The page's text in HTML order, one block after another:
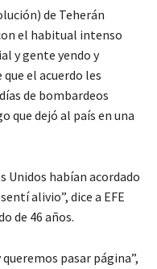
de Teherán
el habitual intenso
y gente yendo y
el acuerdo les
de bombardeos
que dejó al país en una
Unidos habían acordado
alivio”, dice a EFE
de 46 años.
pasar página”,